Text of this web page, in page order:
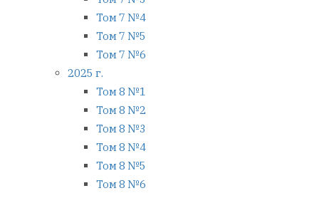
Том 7 №4
Том 7 №5
Том 7 №6
2025 г.
Том 8 №1
Том 8 №2
Том 8 №3
Том 8 №4
Том 8 №5
Том 8 №6